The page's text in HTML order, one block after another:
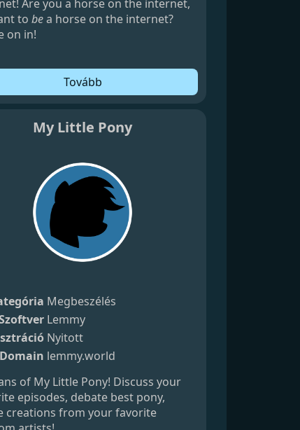
Are you a horse on the internet,
to bea horse on the internet?
on in!
Tovább
My Little Pony
Megbeszélés
Lemmy
Nyitott
Domain lemmy.world
of My Little Pony! Discuss your
episodes, debate best pony,
creations from your favorite